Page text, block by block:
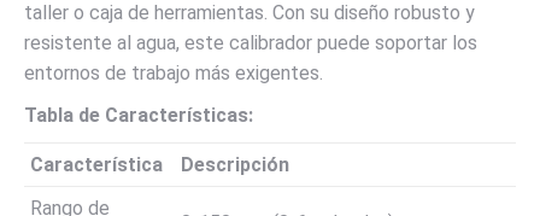
taller o caja de herramientas. Con su diseño robusto y
resistente al agua, este calibrador puede soportar los
entornos de trabajo más exigentes.
Tabla de Características:
Característica
Descripción
Rango de